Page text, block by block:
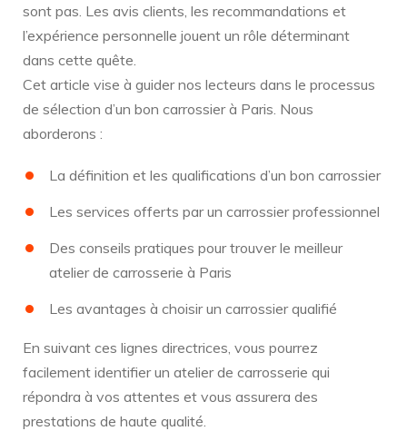
sont pas. Les avis clients, les recommandations et
l’expérience personnelle jouent un rôle déterminant
dans cette quête.
Cet article vise à guider nos lecteurs dans le processus
de sélection d’un bon carrossier à Paris. Nous
aborderons :
La définition et les qualifications d’un bon carrossier
Les services offerts par un carrossier professionnel
Des conseils pratiques pour trouver le meilleur
atelier de carrosserie à Paris
Les avantages à choisir un carrossier qualifié
En suivant ces lignes directrices, vous pourrez
facilement identifier un atelier de carrosserie qui
répondra à vos attentes et vous assurera des
prestations de haute qualité.